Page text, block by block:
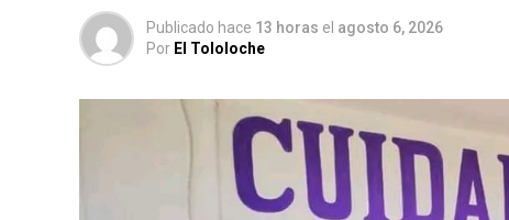
Publicado hace 13 horas el agosto 6, 2026
Por El Tololoche